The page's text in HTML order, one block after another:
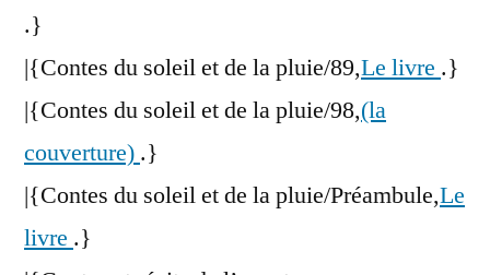
.}
|{Contes du soleil et de la pluie/89,Le livre .}
|{Contes du soleil et de la pluie/98,(la
couverture) .}
|{Contes du soleil et de la pluie/Préambule,Le
livre .}